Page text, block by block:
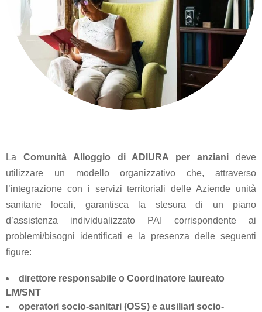
La Comunità Alloggio di ADIURA per anziani deve
utilizzare un modello organizzativo che, attraverso
l’integrazione con i servizi territoriali delle Aziende unità
sanitarie locali, garantisca la stesura di un piano
d’assistenza individualizzato PAI corrispondente ai
problemi/bisogni identificati e la presenza delle seguenti
figure:
direttore responsabile o Coordinatore laureato
LM/SNT
operatori socio-sanitari (OSS) e ausiliari socio-
Carrozzina
Copriletto
Deambulatore
in acciaio
Letto e
snodi
4
sezioni
1
snodo
2